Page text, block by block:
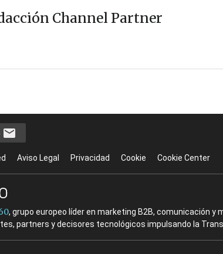
Channel Partner
Aviso Legal Privacidad Cookie Cookie Center
, grupo europeo líder en marketing B2B, comunicación
partners y decisores tecnológicos impulsando la